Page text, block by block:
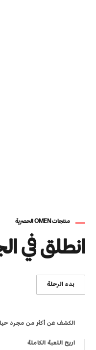
منتجات OMEN الحصرية
انطلق في
بدء الرحلة
الكشف عن أكثر من مجرد
اريح اللعبة الكاملة